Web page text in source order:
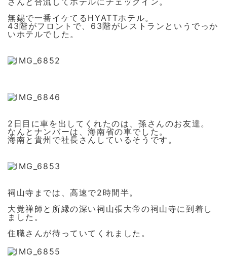
無錫で一番イケてるHYATTホテル。
43階がフロントで、63階がレストランというでっか
いホテルでした。
2日目に車を出してくれたのは、孫さんのお友達。
なんとナンバーは、海南省の車でした。
海南と貴州で社長さんしているそうです。
祠山寺までは、高速で2時間半。
大覚禅師と所縁の深い祠山張大帝の祠山寺に到着し
ました 。
住職さんが待っていてくれました。